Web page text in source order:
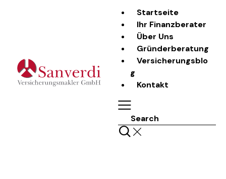
Startseite
Ihr Finanzberater
Über Uns
Gründerberatung
Versicherungsblo
g
Kontakt
Search